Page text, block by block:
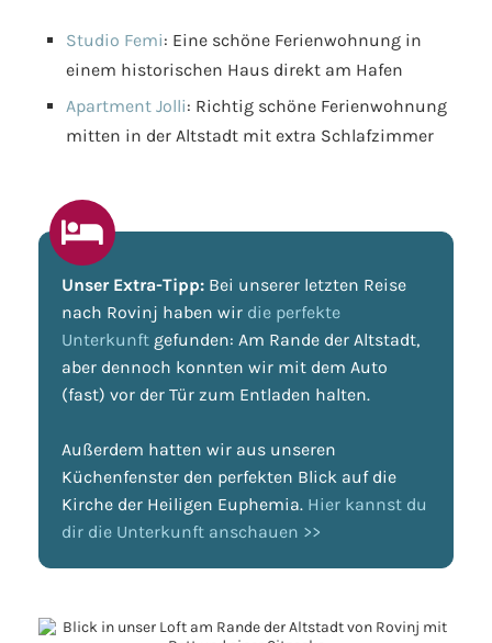
Studio Femi: Eine schöne Ferienwohnung in
einem historischen Haus direkt am Hafen
Apartment Jolli: Richtig schöne Ferienwohnung
mitten in der Altstadt mit extra Schlafzimmer
Unser Extra-Tipp: Bei unserer letzten Reise
nach Rovinj haben wir die perfekte
Unterkunft gefunden: Am Rande der Altstadt,
aber dennoch konnten wir mit dem Auto
(fast) vor der Tür zum Entladen halten.
Außerdem hatten wir aus unseren
Küchenfenster den perfekten Blick auf die
Kirche der Heiligen Euphemia. Hier kannst du
dir die Unterkunft anschauen >>